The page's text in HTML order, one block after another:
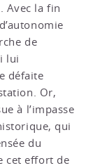
Avec la fin
de
lui
défaite
Or,
à l’impasse
qui
du
cet effort de